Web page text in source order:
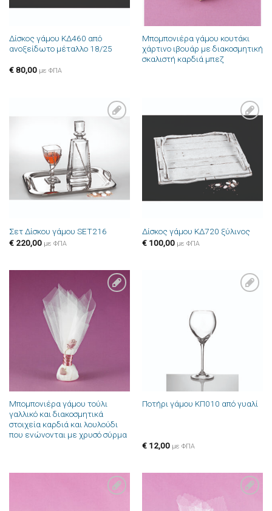
Δίσκος γάμου ΚΔ460 από
ανοξείδωτο μέταλλο 18/25
€80,00 με ΦΠΑ
Μπομπονιέρα γάμου κουτάκι
χάρτινο ιβουάρ με διακοσμητική
σκαλιστή καρδιά μπεζ
Σετ Δίσκου γάμου SET216
€220,00 με ΦΠΑ
στην λίστα
επιθυμιών
Δίσκος γάμου ΚΔ720 ξύλινος
€100,00 με ΦΠΑ
Πρόσθήκη
στην λίστα
επιθυμιών
Μπομπονιέρα γάμου τούλι
γαλλικό και διακοσμητικά
στοιχεία καρδιά και λουλούδι
που ενώνονται με χρυσό σύρμα
Ποτήρι γάμου ΚΠ010 από γυαλί
€12,00 με ΦΠΑ